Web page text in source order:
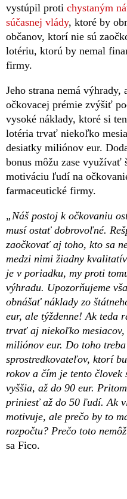
vystúpil proti chystaným
súčasnej vlády, ktoré by
občanov, ktorí nie sú
lotériu, ktorú by nemal
firmy.
Jeho strana nemá výhrady,
očkovacej prémie zvýšiť
vysoké náklady, ktoré si
lotéria trvať niekoľko
desiatky miliónov eur.
bonus môžu zase využívať
motiváciu ľudí na
farmaceutické firmy.
„Náš postoj k očkovaniu
musí ostať dobrovoľné.
zaočkovať aj toho, kto sa
medzi nimi žiadny
je v poriadku, my proti
výhradu. Upozorňujeme
obnášať náklady zo
eur, ale týždenne! Ak teda
trvať aj niekoľko
miliónov eur. Do toho
sprostredkovateľov, ktorí
rokov a čím je tento človek
vyššia, až do 90 eur.
priniesť až do 50 ľudí. Ak
motivuje, ale prečo by to
rozpočtu? Prečo toto
sa Fico.